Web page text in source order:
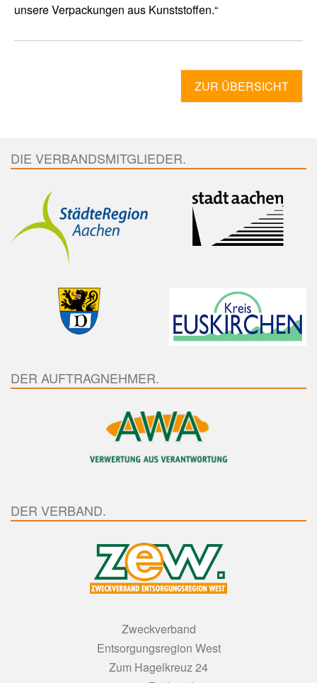
unsere Verpackungen aus Kunststoffen.“
ZUR ÜBERSICHT
DIE VERBANDSMITGLIEDER.
DER AUFTRAGNEHMER.
DER VERBAND.
Zweckverband
Entsorgungsregion West
Zum Hagelkreuz 24